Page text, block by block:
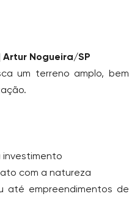
Nogueira/SP
um terreno amplo, bem
investimento
com a natureza
até empreendimentos de